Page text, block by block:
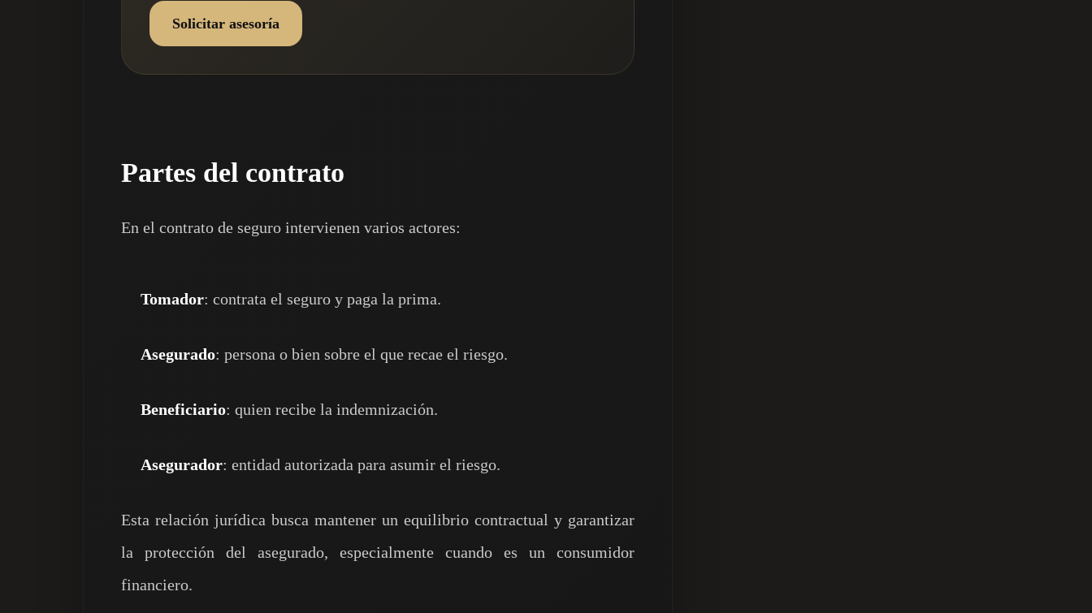
Solicitar asesoría
Partes del contrato
En el contrato de seguro intervienen varios actores:
Tomador: contrata el seguro y paga la prima.
Asegurado: persona o bien sobre el que recae el riesgo.
Beneficiario: quien recibe la indemnización.
Asegurador: entidad autorizada para asumir el riesgo.
Esta relación jurídica busca mantener un equilibrio contractual y garantizar
la protección del asegurado, especialmente cuando es un consumidor
financiero.